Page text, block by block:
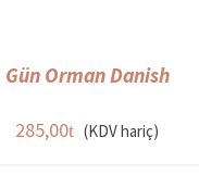
Gün Orman Danish
285,00 (KDV hariç)